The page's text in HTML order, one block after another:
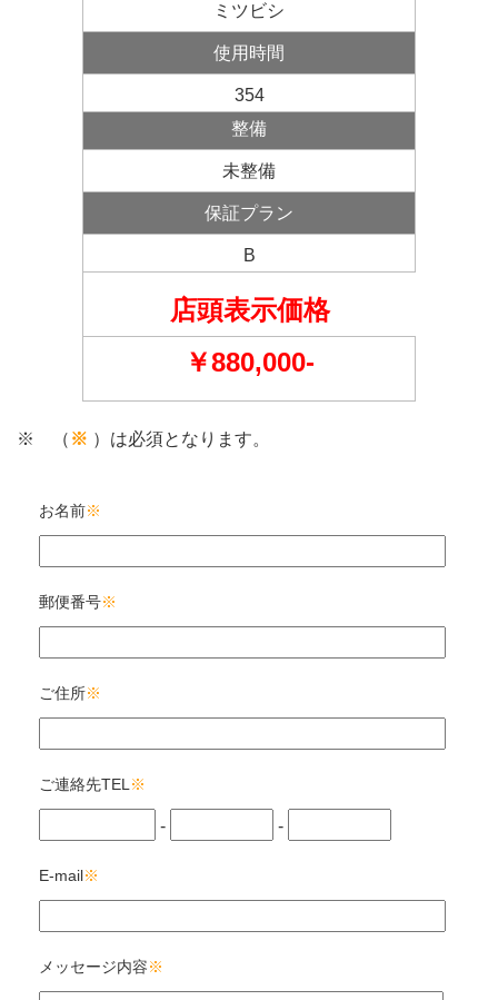
ミツビシ
使用 時間
354
整備
未整備
保証プラン
B
店頭表示価格
￥880,000-
※ （ ※ ）は必須となります。
お名前※
郵便番号※
ご住所※
ご連絡先TEL※
- -
E-mail※
メッセージ内容※